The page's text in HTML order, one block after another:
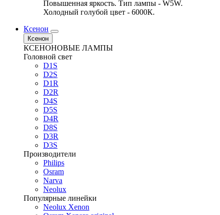
Повышенная яркость. Тип лампы - W5W.
Холодный голубой цвет - 6000К.
Ксенон
Ксенон
КСЕНОНОВЫЕ ЛАМПЫ
Головной свет
D1S
D2S
D1R
D2R
D4S
D5S
D4R
D8S
D3R
D3S
Производители
Philips
Osram
Narva
Neolux
Популярные линейки
Neolux Xenon